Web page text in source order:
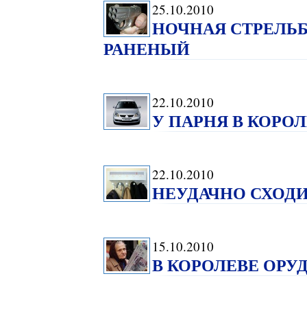
25.10.2010
НОЧНАЯ
РАНЕНЫЙ
22.10.2010
У ПАРНЯ В
22.10.2010
НЕУДАЧНО
15.10.2010
В КОРОЛЕВЕ